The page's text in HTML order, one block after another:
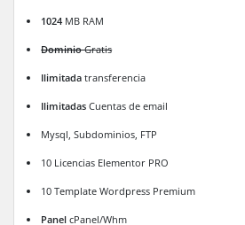
1024 MB RAM
DominioGratis
Ilimitada transferencia
IlimitadasCuentas de email
Mysql, Subdominios, FTP
10 Licencias Elementor PRO
10 Template Wordpress Premium
PanelcPanel/Whm